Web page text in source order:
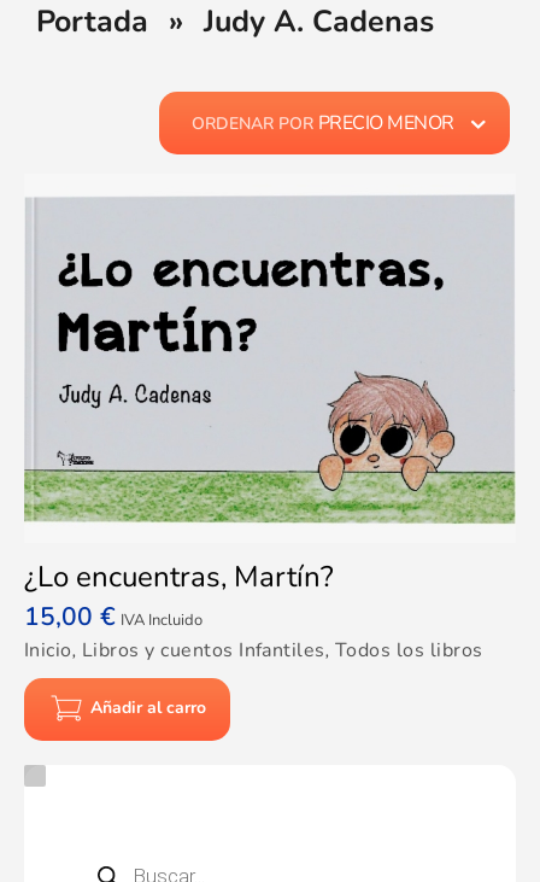
Portada » Judy A. Cadenas
ORDENAR POR PRECIO MENOR
¿Lo encuentras, Martín?
15,00 € IVA Incluido
Inicio, Libros y cuentos Infantiles, Todos los libros
Añadir al carro